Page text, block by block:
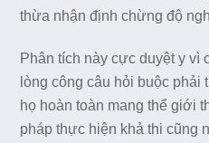
thừa nhận định chừng độ
Phân tích này cực duyệt y vì
lòng công câu hỏi buộc phải
họ hoàn toàn mang thể giới
pháp thực hiện khả thi cũng